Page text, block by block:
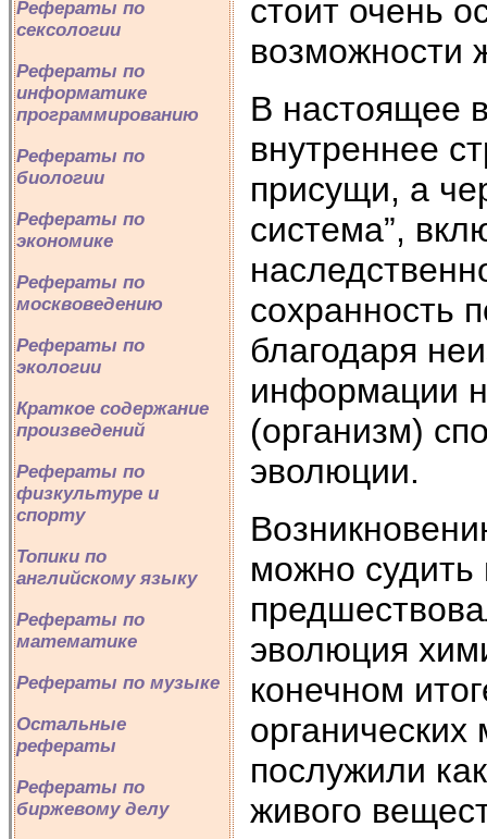
Рефераты по
сексологии
Рефераты по
информатике
программированию
Рефераты по
биологии
Рефераты по
экономике
Рефераты по
москвоведению
Рефераты по
экологии
Краткое содержание
произведений
Рефераты по
физкультуре и
спорту
Топики по
английскому языку
Рефераты по
математике
Рефераты по музыке
Остальные
рефераты
Рефераты по
биржевому делу
стоит очень
возможности
В настоящее
внутреннее
присущи, а
система”,
сохранность
благодаря
информации
(организм)
эволюции.
можно судить
эволюция
конечном
послужили
живого